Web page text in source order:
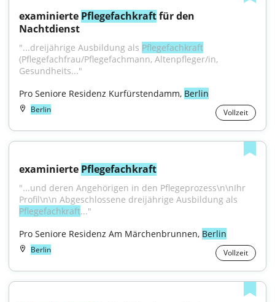
examinierte Pflegefachkraft für den
Nachtdienst
"...dreijährige Ausbildung als Pflegefachkraft
(Pflegefachfrau/Pflegefachmann, Altenpfleger/in,
Gesundheits..."
Pro Seniore Residenz Kurfürstendamm, Berlin
Berlin Vollzeit
examinierte Pflegefachkraft
"...und deren Angehörigen in den Pflegeprozess\n\nIhr
Pflegefachkraft..."
Pro Seniore Residenz Am Märchenbrunnen, Berlin
Berlin Vollzeit